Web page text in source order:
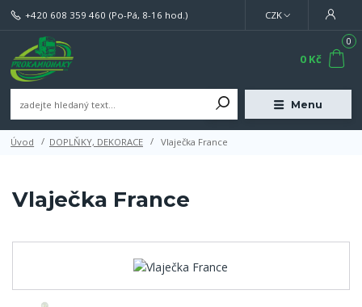
Menu
CZK
+420 608 359 460 (Po-Pá, 8-16 hod.)
0
0 Kč
Úvod DOPLŇKY, DEKORACE Vlaječka France
Vlaječka France